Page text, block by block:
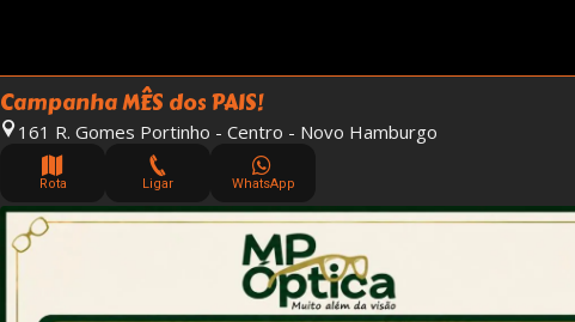
Campanha MÊS dos PAIS!
161 R. Gomes Portinho - Centro - Novo Hamburgo
Rota Ligar WhatsApp